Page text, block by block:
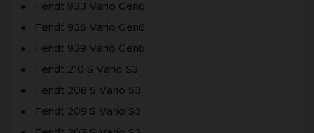
Fendt 933 Vario Gen6
Fendt 936 Vario Gen6
Fendt 939 Vario Gen6
Fendt 210 S Vario S3
Fendt 208 S Vario S3
Fendt 209 S Vario S3